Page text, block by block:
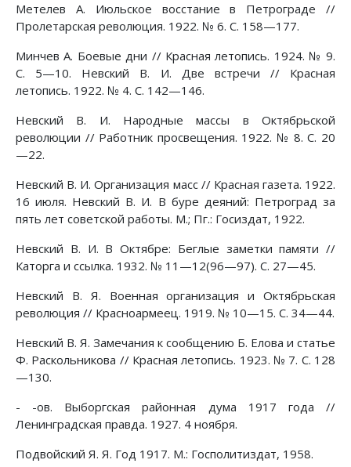
Метелев А. Июльское восстание в Петрограде //
Пролетарская революция. 1922. № 6. С. 158—177.
Минчев А. Боевые дни // Красная летопись. 1924. № 9.
С. 5—10. Невский В. И. Две встречи // Красная
летопись. 1922. № 4. С. 142—146.
Невский В. И. Народные массы в Октябрьской
революции // Работник просвещения. 1922. № 8. С. 20
—22.
Невский В. И. Организация масс // Красная газета. 1922.
16 июля. Невский В. И. В буре деяний: Петроград за
пять лет советской работы. М.; Пг.: Госиздат, 1922.
Невский В. И. В Октябре: Беглые заметки памяти //
Каторга и ссылка. 1932. № 11—12(96—97). С. 27—45.
Невский В. Я. Военная организация и Октябрьская
революция // Красноармеец. 1919. № 10—15. С. 34—44.
Невский В. Я. Замечания к сообщению Б. Елова и статье
Ф. Раскольникова // Красная летопись. 1923. № 7. С. 128
—130.
- -ов. Выборгская районная дума 1917 года //
Ленинградская правда. 1927. 4 ноября.
Подвойский Я. Я. Год 1917. М.: Госполитиздат, 1958.